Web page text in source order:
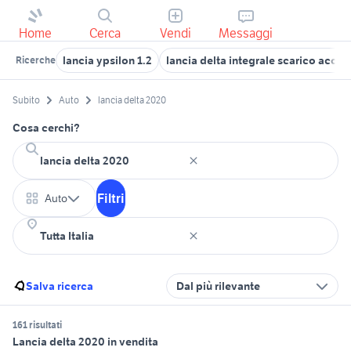
Home Cerca Vendi Messaggi
Ricerche lancia ypsilon 1.2 lancia delta integrale scarico
Subito Auto lancia delta 2020
Cosa cerchi?
Auto Filtri
Salva ricerca Dal più rilevante
161 risultati
Lancia delta 2020 in vendita